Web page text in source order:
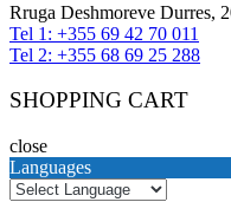
Rruga Deshmoreve Durres,
Tel 1: +355 69 42 70 011
Tel 2: +355 68 69 25 288
SHOPPING CART
close
Languages